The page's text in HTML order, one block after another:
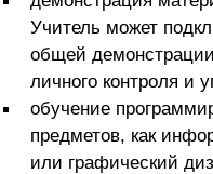
Учитель может
общей
личного контроля и
обучение
предметов, как
или графический